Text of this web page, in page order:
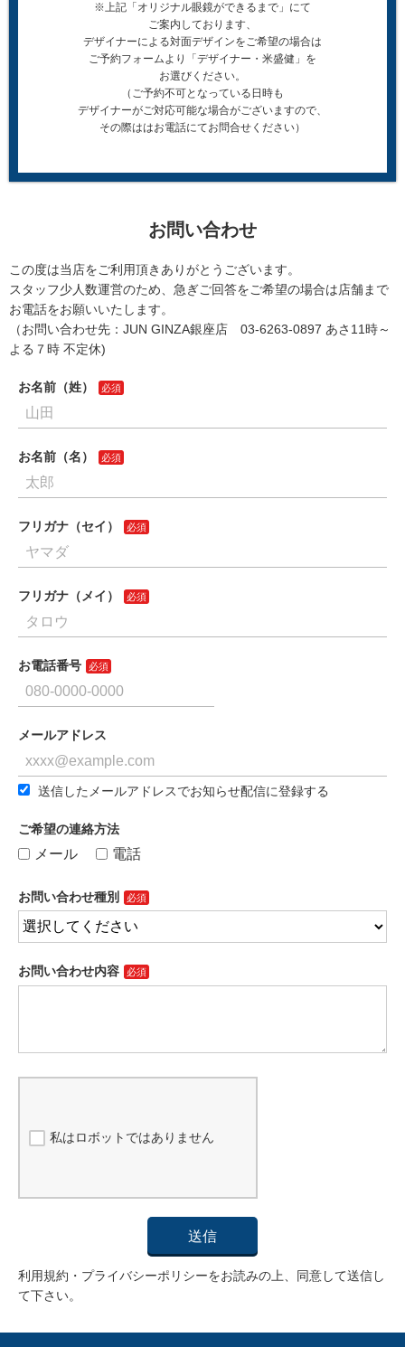
※上記「オリジナル眼鏡ができるまで」にて
ご案内しております、
デザイナーによる対面デザインをご希望の場合は
ご予約フォームより「デザイナー・米盛健」を
お選びください。
（ご予約不可となっている日時も
デザイナーがご対応可能な場合がございますので、
その際ははお電話にてお問合せください）
お問い合わせ
この度は当店をご利用頂きありがとうございます。
スタッフ少人数運営のため、急ぎご回答をご希望の場合は店舗まで
お電話をお願いいたします。
（お問い合わせ先：JUN GINZA銀座店 03-6263-0897 あさ11時～
よる７時 不定休)
お名前（姓）
お名前（名）
フリガナ（セイ）
フリガナ（メイ）
お電話番号
メールアドレス
送信したメールアドレスでお知らせ配信に登録する
ご希望の連絡方法
メール 電話
お問い合わせ種別
お問い合わせ内容
私はロボットではありません
送信
利用規約・プライバシーポリシーをお読みの上、同意して送信し
て下さい。